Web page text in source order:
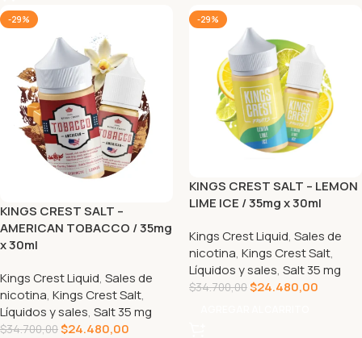
-29%
KINGS CREST SALT –
AMERICAN TOBACCO / 35mg
x 30ml
Kings Crest Liquid, Sales de
nicotina, Kings Crest Salt,
Líquidos y sales, Salt 35 mg
$34.700,00$24.480,00
-29%
KINGS CREST SALT – LEMON
LIME ICE / 35mg x 30ml
Kings Crest Liquid, Sales de
nicotina, Kings Crest Salt,
Líquidos y sales, Salt 35 mg
$34.700,00$24.480,00